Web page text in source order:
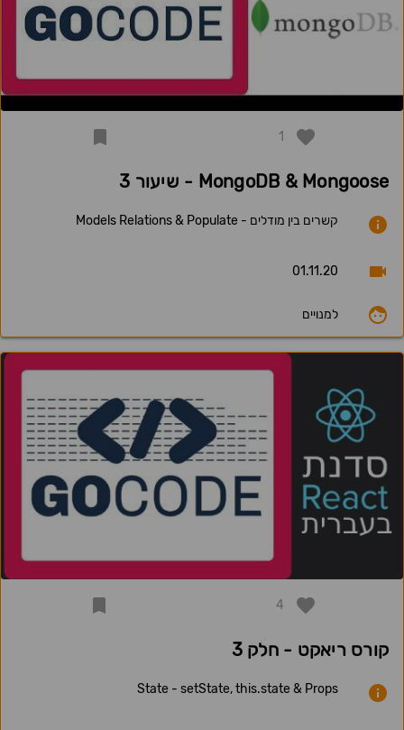
1
MongoDB & Mongoose - שיעור 3
קשרים בין מודלים - Models Relations & Populate
01.11.20
למנויים
4
קורס ריאקט - חלק 3
State - setState, this.state & Props